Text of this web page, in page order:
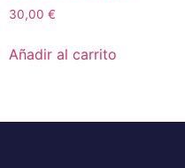
30,00 €
Añadir al carrito